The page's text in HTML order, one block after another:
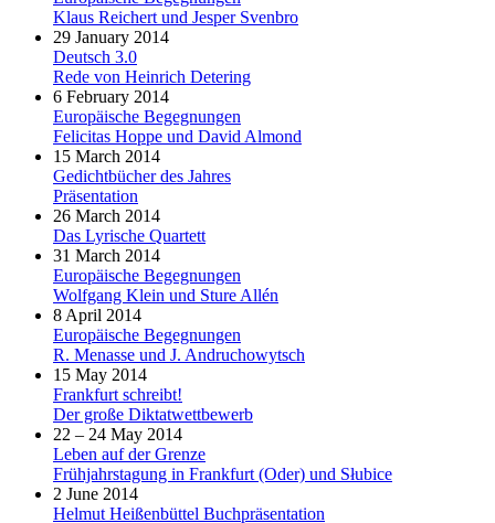
Klaus Reichert und Jesper Svenbro
29 January 2014
Deutsch 3.0
Rede von Heinrich Detering
6 February 2014
Europäische Begegnungen
Felicitas Hoppe und David Almond
15 March 2014
Gedichtbücher des Jahres
Präsentation
26 March 2014
Das Lyrische Quartett
31 March 2014
Europäische Begegnungen
Wolfgang Klein und Sture Allén
8 April 2014
Europäische Begegnungen
R. Menasse und J. Andruchowytsch
15 May 2014
Frankfurt schreibt!
Der große Diktatwettbewerb
22 – 24 May 2014
Leben auf der Grenze
Frühjahrstagung in Frankfurt (Oder) und Słubice
2 June 2014
Helmut Heißenbüttel Buchpräsentation